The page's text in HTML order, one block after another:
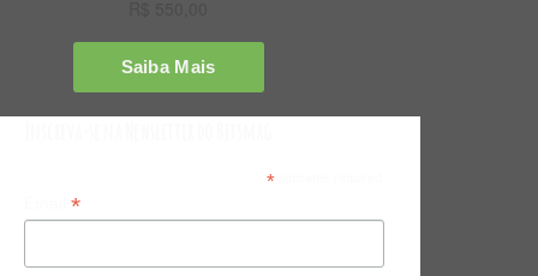
*indicates required
*